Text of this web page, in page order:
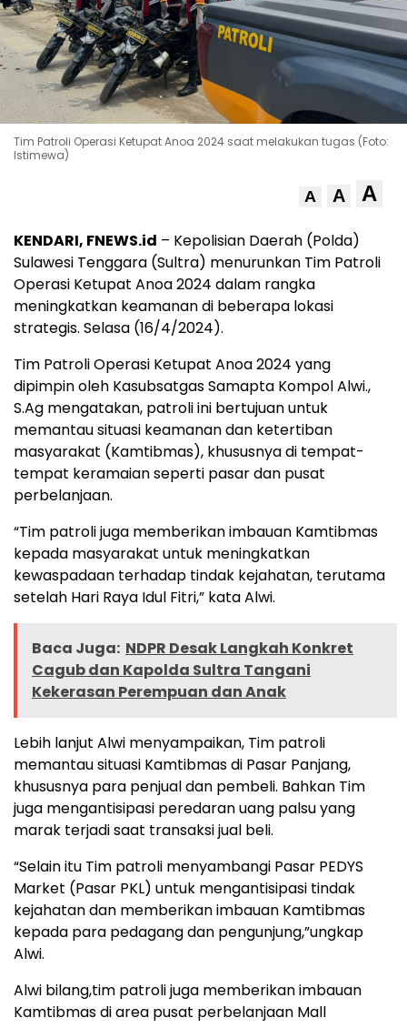
Tim Patroli Operasi Ketupat Anoa 2024 saat melakukan tugas (Foto:
Istimewa)
A A A
KENDARI, FNEWS.id – Kepolisian Daerah (Polda)
Sulawesi Tenggara (Sultra) menurunkan Tim Patroli
Operasi Ketupat Anoa 2024 dalam rangka
meningkatkan keamanan di beberapa lokasi
strategis. Selasa (16/4/2024).
Tim Patroli Operasi Ketupat Anoa 2024 yang
dipimpin oleh Kasubsatgas Samapta Kompol Alwi.,
S.Ag mengatakan, patroli ini bertujuan untuk
memantau situasi keamanan dan ketertiban
masyarakat (Kamtibmas), khususnya di tempat-
tempat keramaian seperti pasar dan pusat
perbelanjaan.
“Tim patroli juga memberikan imbauan Kamtibmas
kepada masyarakat untuk meningkatkan
kewaspadaan terhadap tindak kejahatan, terutama
setelah Hari Raya Idul Fitri,” kata Alwi.
Baca Juga: NDPR Desak Langkah Konkret
Cagub dan Kapolda Sultra Tangani
Kekerasan Perempuan dan Anak
Lebih lanjut Alwi menyampaikan, Tim patroli
memantau situasi Kamtibmas di Pasar Panjang,
khususnya para penjual dan pembeli. Bahkan Tim
juga mengantisipasi peredaran uang palsu yang
marak terjadi saat transaksi jual beli.
“Selain itu Tim patroli menyambangi Pasar PEDYS
Market (Pasar PKL) untuk mengantisipasi tindak
kejahatan dan memberikan imbauan Kamtibmas
kepada para pedagang dan pengunjung,”ungkap
Alwi.
Alwi bilang,tim patroli juga memberikan imbauan
Kamtibmas di area pusat perbelanjaan Mall